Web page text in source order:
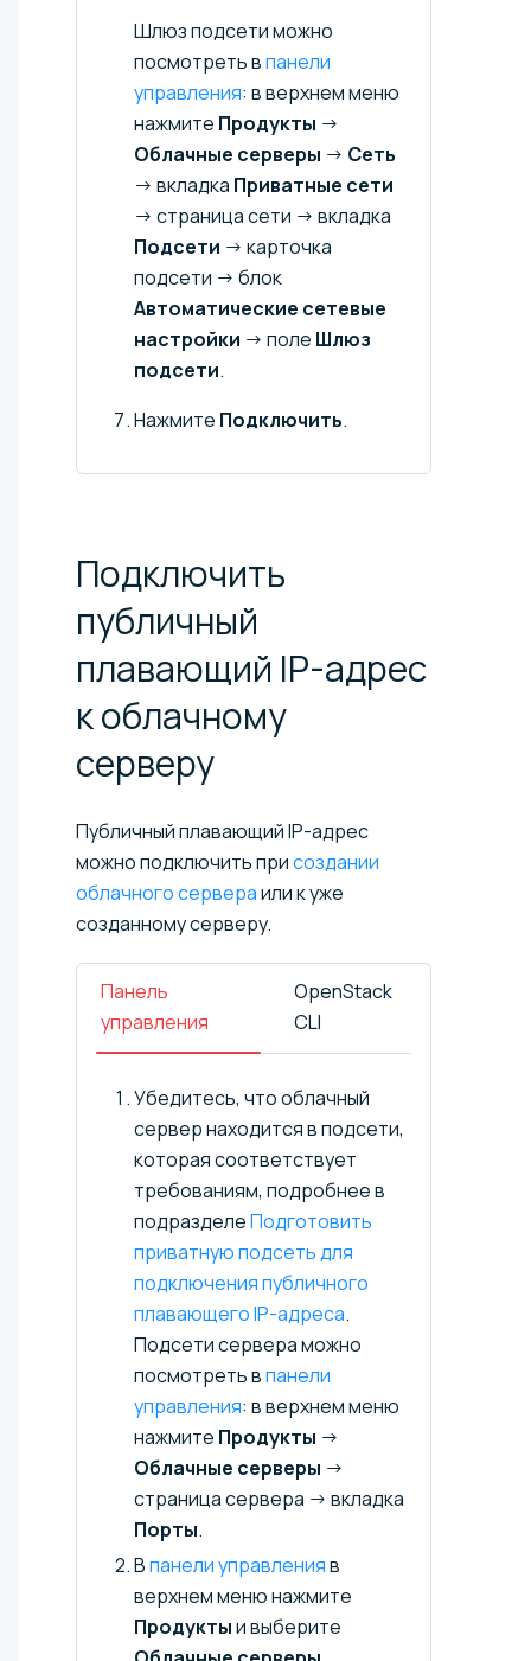
Шлюз подсети можно
посмотреть впанели
управления: в верхнем меню
нажмите Продукты →
Облачные серверы → Сеть
→ вкладка Приватные сети
→ страница сети → вкладка
Подсети → карточка
подсети → блок
Автоматические сетевые
настройки → поле Шлюз
подсети.
Нажмите Подключить.
Подключить
публичный
плавающий IP-адрес
к облачному
серверу
Публичный плавающий IP-адрес
можно подключить присоздании
облачного сервераили к уже
созданному серверу.
Панель
управления
OpenStack
CLI
Убедитесь, что облачный
сервер находится в подсети,
которая соответствует
требованиям, подробнее в
подразделеПодготовить
приватную подсеть для
подключения публичного
плавающего IP-адреса⁠⁠.
Подсети сервера можно
посмотреть впанели
управления: в верхнем меню
нажмите Продукты →
Облачные серверы →
страница сервера → вкладка
Порты.
Впанели управленияв
верхнем меню нажмите
Продуктыи выберите